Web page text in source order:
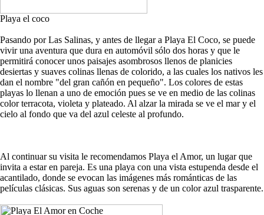
Playa el coco
Pasando por Las Salinas, y antes de llegar a Playa El Coco, se puede
vivir una aventura que dura en automóvil sólo dos horas y que le
permitirá conocer unos paisajes asombrosos llenos de planicies
desiertas y suaves colinas llenas de colorido, a las cuales los nativos les
dan el nombre "del gran cañón en pequeño". Los colores de estas
playas lo llenan a uno de emoción pues se ve en medio de las colinas
color terracota, violeta y plateado. Al alzar la mirada se ve el mar y el
cielo al fondo que va del azul celeste al profundo.
Al continuar su visita le recomendamos Playa el Amor, un lugar que
invita a estar en pareja. Es una playa con una vista estupenda desde el
acantilado, donde se evocan las imágenes más románticas de las
películas clásicas. Sus aguas son serenas y de un color azul trasparente.